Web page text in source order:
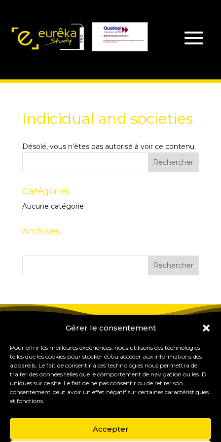
Gérer le consentement
Pour offrir les meilleures expériences, nous utilisons des technologies
telles que les cookies pour stocker et/ou accéder aux informations des
appareils. Le fait de consentir à ces technologies nous permettra de
traiter des données telles que le comportement de navigation ou les ID
uniques sur ce site. Le fait de ne pas consentir ou de retirer son
consentement peut avoir un effet négatif sur certaines caractéristiques
et fonctions.
Accepter
Indicidual and societies
Désolé, vous n’êtes pas autorisé à voir ce contenu.
Catégories
Aucune catégorie
Archives